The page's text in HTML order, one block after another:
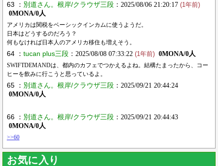
63 ： 別道さん。根岸/クラウザ三段 ：2025/08/06 21:20:17 (1年前)
0MONA/0人
アメリカは関税をベーシックインカムに使うようだ。
日本はどうするのだろう？
何もなければ日本人のアメリカ移住も増えそう。
64 ： tucan plus三段 ：2025/08/08 07:33:22 (1年前) 0MONA/0人
SWIFTDEMANDは、都内のカフェでつかえるよね。結構たまったから、コー
ヒーを飲みに行こうと思っているよ。
65 ： 別道さん。根岸/クラウザ三段 ：2025/09/21 20:44:24
0MONA/0人
66 ： 別道さん。根岸/クラウザ三段 ：2025/09/21 20:44:43
0MONA/0人
>>60
お気に入り